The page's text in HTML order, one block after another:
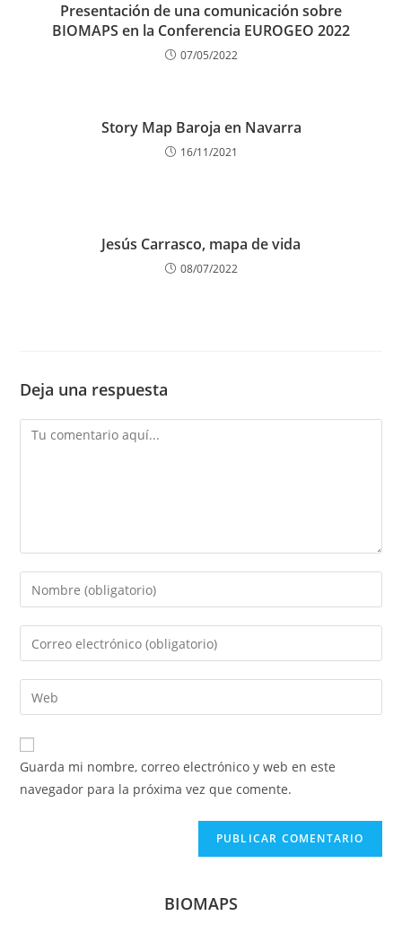
Presentación de una comunicación sobre
BIOMAPS en la Conferencia EUROGEO 2022
07/05/2022
Story Map Baroja en Navarra
16/11/2021
Jesús Carrasco, mapa de vida
08/07/2022
Deja una respuesta
Comentario
Introduce
tu
nombre
de
usuario
para
comentar
Introduce
tu
dirección
de
electrónico
para
comentar
Introduce
la
URL
de
Guarda mi nombre, correo electrónico y web en este
navegador para la próxima vez que comente.
BIOMAPS